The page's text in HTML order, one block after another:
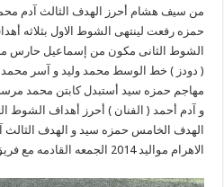
من سيف هشام أحرز الهدف الثالث آدم
حمزه رفعت لينتهى الشوط الاول بثلاثه
الشوط الثانى مكون من إسماعيل حارس
( دودز ) خط الوسط محمد وليد و آسر
مهاجم حمزه سيد أستبدل كابتن محمد
و آدم أحمد ( الفنان ) أحرز أهداف الشوط
الهدف الخامس حمزه سيد و الهدف الثالث
الاهرام مواليد 2014 الجمعه القادمه مع فريق نادى النادى